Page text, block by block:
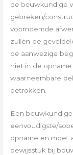
de bouwkundige
gebreken/
voornoemde
zullen de
de aanwezige
niet in de
waarneembare
betrokken.
Een
eenvoudigste/
opname en moet
bewijsstuk bij